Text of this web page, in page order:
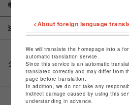
概要
注意事項
シェアする
<About foreign language
We will translate the homepage into a
automatic translation service.
Since this service is an automatic
translated correctly and may differ from
page before translation.
In addition, we do not take any
indirect damage caused by using this
understanding in advance.